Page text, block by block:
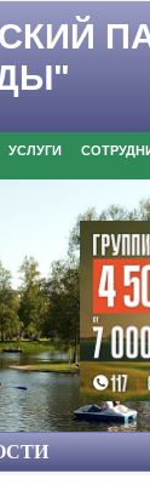
УСЛУГИ